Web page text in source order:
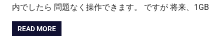
内でしたら 問題なく操作できます。 ですが 将来、1GB
READ MORE